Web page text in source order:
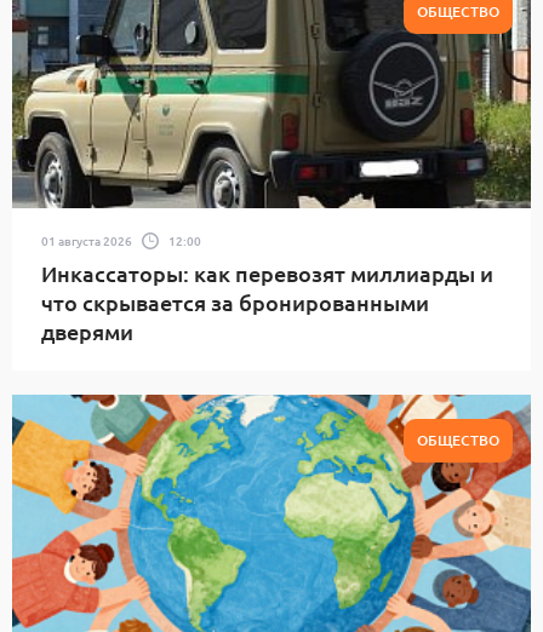
ОБЩЕСТВО
01 августа 2026 12:00
Инкассаторы: как перевозят миллиарды и
что скрывается за бронированными
дверями
ОБЩЕСТВО